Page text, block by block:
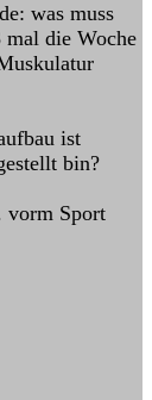
was muss
mal die Woche
ist
bin?
vorm Sport